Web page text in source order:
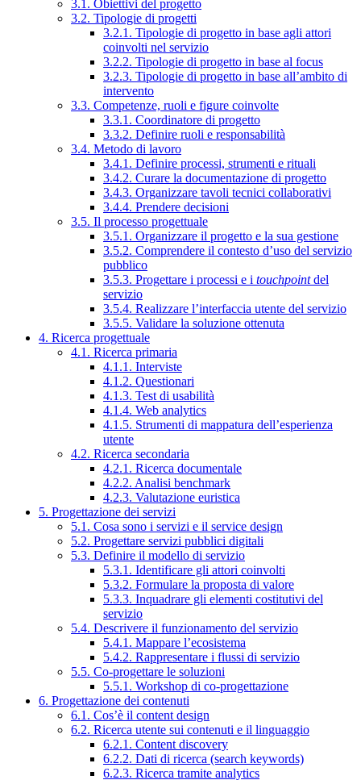
3.1. Obiettivi del progetto
3.2. Tipologie di progetti
3.2.1. Tipologie di progetto in base agli attori
coinvolti nel servizio
3.2.2. Tipologie di progetto in base al focus
3.2.3. Tipologie di progetto in base all’ambito di
intervento
3.3. Competenze, ruoli e figure coinvolte
3.3.1. Coordinatore di progetto
3.3.2. Definire ruoli e responsabilità
3.4. Metodo di lavoro
3.4.1. Definire processi, strumenti e rituali
3.4.2. Curare la documentazione di progetto
3.4.3. Organizzare tavoli tecnici collaborativi
3.4.4. Prendere decisioni
3.5. Il processo progettuale
3.5.1. Organizzare il progetto e la sua gestione
3.5.2. Comprendere il contesto d’uso del servizio
pubblico
3.5.3. Progettare i processi e i touchpointdel
servizio
3.5.4. Realizzare l’interfaccia utente del servizio
3.5.5. Validare la soluzione ottenuta
4. Ricerca progettuale
4.1. Ricerca primaria
4.1.1. Interviste
4.1.2. Questionari
4.1.3. Test di usabilità
4.1.4. Web analytics
4.1.5. Strumenti di mappatura dell’esperienza
utente
4.2. Ricerca secondaria
4.2.1. Ricerca documentale
4.2.2. Analisi benchmark
4.2.3. Valutazione euristica
5. Progettazione dei servizi
5.1. Cosa sono i servizi e il service design
5.2. Progettare servizi pubblici digitali
5.3. Definire il modello di servizio
5.3.1. Identificare gli attori coinvolti
5.3.2. Formulare la proposta di valore
5.3.3. Inquadrare gli elementi costitutivi del
servizio
5.4. Descrivere il funzionamento del servizio
5.4.1. Mappare l’ecosistema
5.4.2. Rappresentare i flussi di servizio
5.5. Co-progettare le soluzioni
5.5.1. Workshop di co-progettazione
6. Progettazione dei contenuti
6.1. Cos’è il content design
6.2. Ricerca utente sui contenuti e il linguaggio
6.2.1. Content discovery
6.2.2. Dati di ricerca (search keywords)
6.2.3. Ricerca tramite analytics